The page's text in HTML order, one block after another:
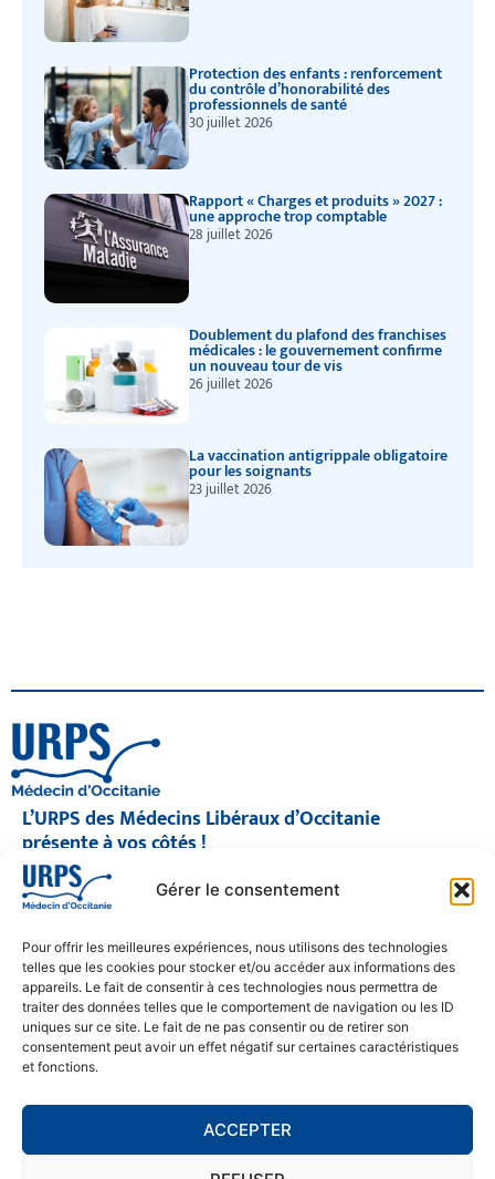
Gérer le consentement
Pour offrir les meilleures expériences, nous utilisons des technologies
telles que les cookies pour stocker et/ou accéder aux informations des
appareils. Le fait de consentir à ces technologies nous permettra de
traiter des données telles que le comportement de navigation ou les ID
uniques sur ce site. Le fait de ne pas consentir ou de retirer son
consentement peut avoir un effet négatif sur certaines caractéristiques
et fonctions.
ACCEPTER
Protection des enfants : renforcement
du contrôle d’honorabilité des
professionnels de santé
30 juillet 2026
Rapport « Charges et produits » 2027 :
une approche trop comptable
28 juillet 2026
Doublement du plafond des franchises
médicales : le gouvernement confirme
un nouveau tour de vis
26 juillet 2026
La vaccination antigrippale obligatoire
pour les soignants
23 juillet 2026
L’URPS des Médecins Libéraux d’Occitanie
présente à vos côtés !
© 2026 URPS médecin d'Occitanie
Siège social : 1300 Avenue Albert Einstein, 34000 Montpellier
05 61 15 80 90
Accueil : Lundi au Vendredi | 08h30 – 17h30
CONTACT
MENTIONS LÉGALES